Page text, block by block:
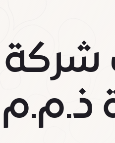
شركة
ذ.م.م